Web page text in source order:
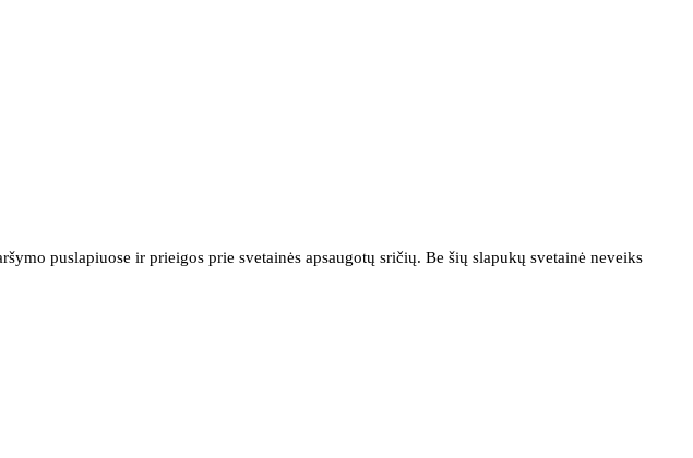
puslapiuose ir prieigos prie svetainės apsaugotų sričių. Be šių slapukų svetainė neveiks